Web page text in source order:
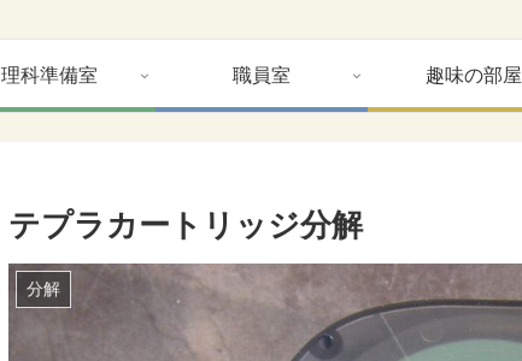
理科準備室 職員室 趣味の部屋
テプラカートリッジ分解
分解